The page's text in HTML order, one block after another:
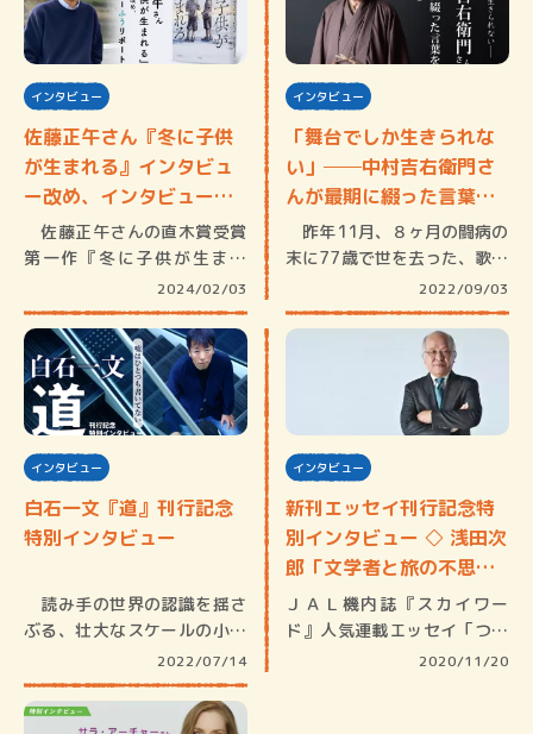
インタビュー
佐藤正午さん『冬に子供
が生まれる』インタビュ
ー改め、インタビューふ
うリ…
佐藤正午さんの直木賞受賞
第一作『冬に子供が生まれ
2024/02/03
インタビュー
「舞台でしか生きられな
い」──中村吉右衛門さ
んが最期に綴った言葉を
振り…
昨年11月、８ヶ月の闘病の
末に77歳で世を去った、歌舞
2022/09/03
インタビュー
白石一文『道』刊行記念
特別インタビュー
読み手の世界の認識を揺さ
ぶる、壮大なスケールの小説
2022/07/14
インタビュー
新刊エッセイ刊行記念特
別インタビュー ◇ 浅田次
郎「文学者と旅の不思
議…
ＪＡＬ機内誌『スカイワー
ド』人気連載エッセイ「つば
2020/11/20